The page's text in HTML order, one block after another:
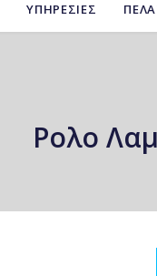
ΥΠΗΡΕΣΙΕΣ
Ρολο